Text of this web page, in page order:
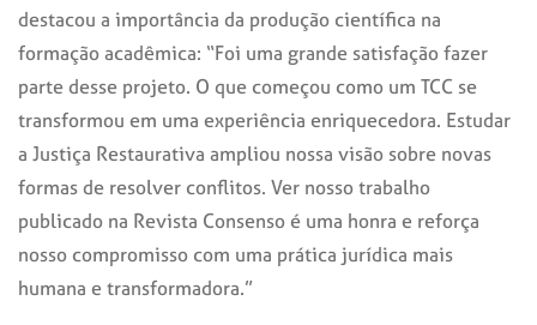
destacou a importância da produção científica na
formação acadêmica: “Foi uma grande satisfação fazer
parte desse projeto. O que começou como um TCC se
transformou em uma experiência enriquecedora. Estudar
a Justiça Restaurativa ampliou nossa visão sobre novas
formas de resolver conflitos. Ver nosso trabalho
publicado na Revista Consenso é uma honra e reforça
nosso compromisso com uma prática jurídica mais
humana e transformadora.”